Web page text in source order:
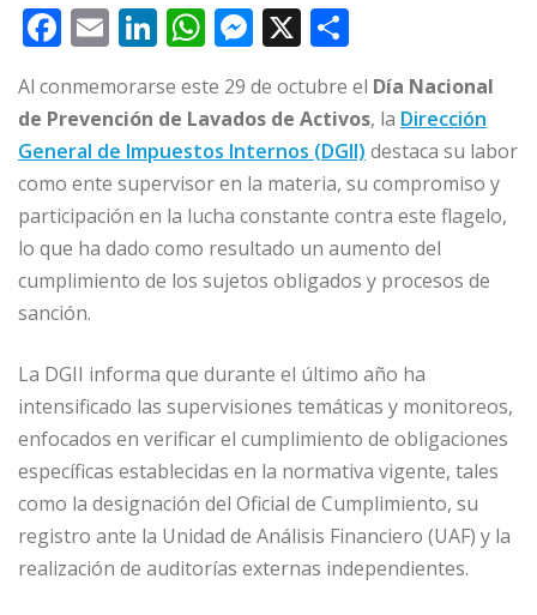
F
c
e
b
o
o
k
E
ai
l
Li
k
e
dI
n
W
h
at
s
A
p
p
M
e
ss
e
n
g
e
r
X
o
m
p
ar
ti
r
Al conmemorarse este 29 de octubre el Día Nacional
de Prevención de Lavados de Activos, la Dirección
General de Impuestos Internos (DGII) destaca su labor
como ente supervisor en la materia, su compromiso y
participación en la lucha constante contra este flagelo,
lo que ha dado como resultado un aumento del
cumplimiento de los sujetos obligados y procesos de
sanción.
La DGII informa que durante el último año ha
intensificado las supervisiones temáticas y monitoreos,
enfocados en verificar el cumplimiento de obligaciones
específicas establecidas en la normativa vigente, tales
como la designación del Oficial de Cumplimiento, su
registro ante la Unidad de Análisis Financiero (UAF) y la
realización de auditorías externas independientes.